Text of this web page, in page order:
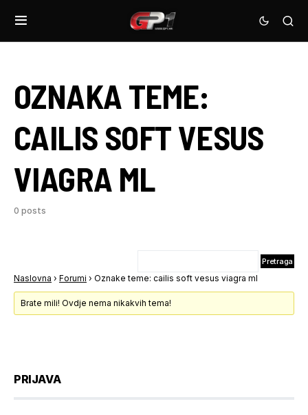
OZNAKA TEME:
CAILIS SOFT VESUS
VIAGRA ML
0 posts
Naslovna › Forumi › Oznake teme: cailis soft vesus viagra ml
Brate mili! Ovdje nema nikakvih tema!
PRIJAVA